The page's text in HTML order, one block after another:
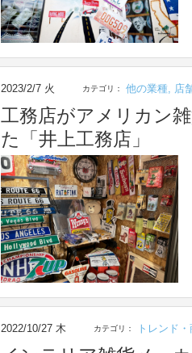
2023/2/7 火 カテゴリ： 他の業種 店
工務店がアメリカン
た「井上工務店」
2022/10/27 木 カテゴリ： トレンド